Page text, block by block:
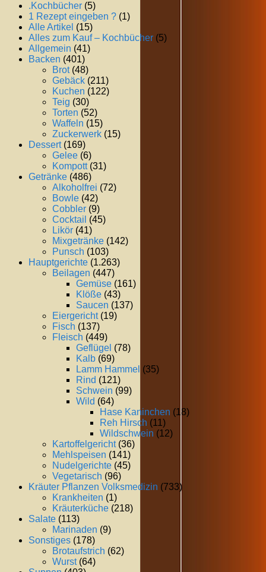
.Kochbücher (5)
1 Rezept eingeben ? (1)
Alle Artikel (15)
Alles zum Kauf – Kochbücher (5)
Allgemein (41)
Backen (401)
Brot(48)
Gebäck (211)
Kuchen (122)
Teig (30)
Torten (52)
Waffeln (15)
Zuckerwerk (15)
Dessert(169)
Gelee (6)
Kompott(31)
Getränke (486)
Alkoholfrei (72)
Bowle (42)
Cobbler (9)
Cocktail (45)
Likör (41)
Mixgetränke (142)
Punsch (103)
Hauptgerichte (1.263)
Beilagen (447)
Gemüse (161)
Klöße (43)
Saucen (137)
Eiergericht(19)
Fisch (137)
Fleisch (449)
Geflügel (78)
Kalb (69)
Lamm Hammel (35)
Rind (121)
Schwein (99)
Wild (64)
Hase Kaninchen (18)
Reh Hirsch (11)
Wildschwein (12)
Kartoffelgericht(36)
Mehlspeisen (141)
Nudelgerichte (45)
Vegetarisch (96)
Kräuter Pflanzen Volksmedizin (733)
Krankheiten (1)
Kräuterküche (218)
Salate (113)
Marinaden (9)
Sonstiges (178)
Brotaufstrich (62)
Wurst(64)